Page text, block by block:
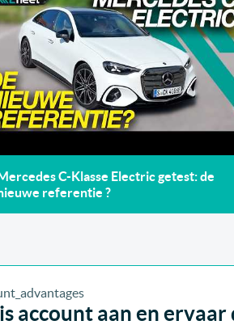
Mercedes C-Klasse Electric getest: de
referentie ?
account aan en